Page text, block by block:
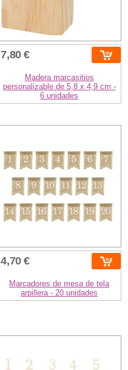
7,80 €
Madera marcasitios
personalizable de 5,8 x 4,9 cm -
6 unidades
4,70 €
Marcadores de mesa de tela
arpillera - 20 unidades